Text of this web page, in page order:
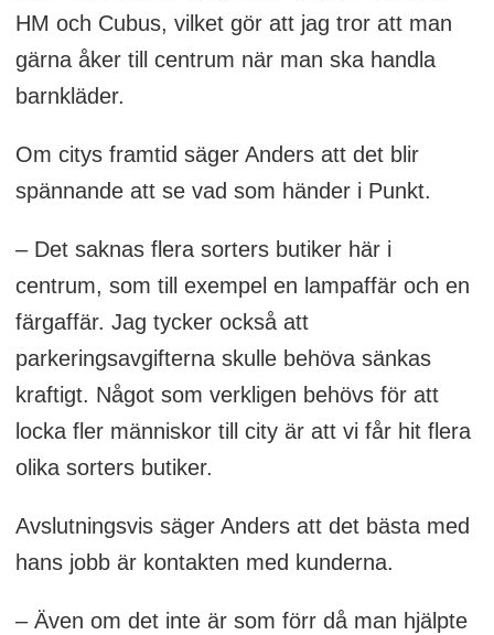
HM och Cubus, vilket gör att jag tror att man
gärna åker till centrum när man ska handla
barnkläder.
Om citys framtid säger Anders att det blir
spännande att se vad som händer i Punkt.
– Det saknas flera sorters butiker här i
centrum, som till exempel en lampaffär och en
färgaffär. Jag tycker också att
parkeringsavgifterna skulle behöva sänkas
kraftigt. Något som verkligen behövs för att
locka fler människor till city är att vi får hit flera
olika sorters butiker.
Avslutningsvis säger Anders att det bästa med
hans jobb är kontakten med kunderna.
– Även om det inte är som förr då man hjälpte